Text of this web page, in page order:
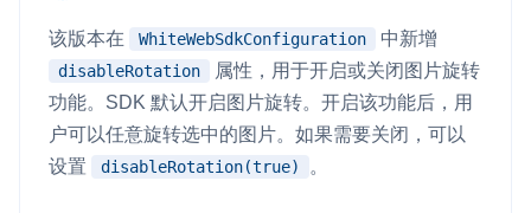
该版本在 WhiteWebSdkConfiguration 中新增
disableRotation
属性，用于开启或关闭图片旋转
功能。SDK 默认开启图片旋转。开启该功能后，用
户可以任意旋转选中的图片。如果需要关闭，可以
设置
disableRotation(true) 。